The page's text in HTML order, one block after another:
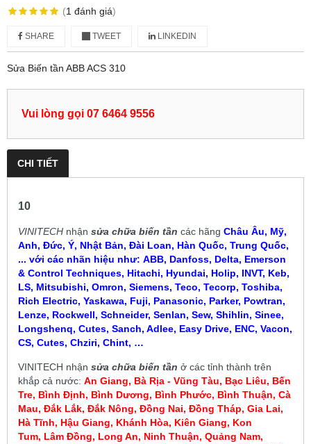
(1 đánh giá)
SHARE TWEET LINKEDIN
Sửa Biến tần ABB ACS 310
Vui lòng gọi 07 6464 9556
CHI TIẾT
10
VINITECH nhận sửa chữa biến tần các hãng Châu Âu, Mỹ,
Anh, Đức, Ý, Nhật Bản, Đài Loan, Hàn Quốc, Trung Quốc,
... với các nhãn hiệu như: ABB, Danfoss, Delta, Emerson
& Control Techniques, Hitachi, Hyundai, Holip, INVT, Keb,
LS, Mitsubishi, Omron, Siemens, Teco, Tecorp, Toshiba,
Rich Electric, Yaskawa, Fuji, Panasonic, Parker, Powtran,
Lenze, Rockwell, Schneider, Senlan, Sew, Shihlin, Sinee,
Longshenq, Cutes, Sanch, Adlee, Easy Drive, ENC, Vacon,
CS, Cutes, Chziri, Chint, …
VINITECH nhận sửa chữa biến tần ở các tỉnh thành trên
khắp cả nước: An Giang, Bà Rịa - Vũng Tàu, Bạc Liêu, Bến
Tre, Bình Định, Bình Dương, Bình Phước, Bình Thuận, Cà
Mau, Đắk Lắk, Đắk Nông, Đồng Nai, Đồng Tháp, Gia Lai,
Hà Tĩnh, Hậu Giang, Khánh Hòa, Kiên Giang, Kon
Tum, Lâm Đồng, Long An, Ninh Thuận, Quảng Nam,